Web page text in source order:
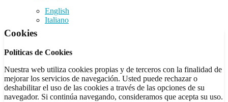
English
Italiano
Cookies
Políticas de Cookies
Nuestra web utiliza cookies propias y de terceros con la finalidad de
mejorar los servicios de navegación. Usted puede rechazar o
deshabilitar el uso de las cookies a través de las opciones de su
navegador. Si continúa navegando, consideramos que acepta su uso.